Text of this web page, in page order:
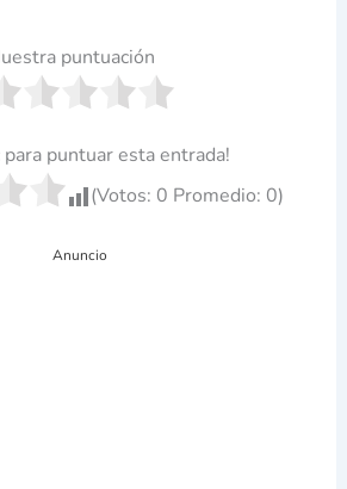
puntuación
para puntuar esta entrada!
(Votos: 0 Promedio: 0)
Anuncio